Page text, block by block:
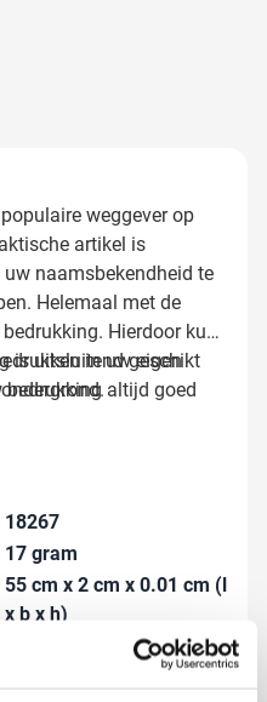
weggever op
artikel is
naamsbekendheid te
Helemaal met de
Hierdoor kunt
in uw eigen
altijd goed
standaard
en een
kan tevens van de
de handige clip. Ook
veiligheidssluiting (art.
afneembaar onderstuk
is uitsluitend geschikt
18267
17 gram
55 cm x 2 cm x 0.01 cm (l
x b x h)